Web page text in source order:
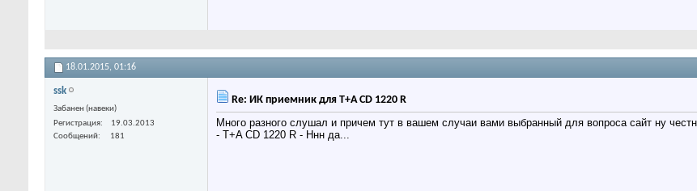
18.01.2015, 01:16
ssk
Забанен (навеки)
Регистрация
19.03.2013
Сообщений
181
Re: ИК приемник для T+A CD 1220 R
Много разного слушал и причем тут в вашем случаи вами выбранный для вопроса сайт ну
- T+A CD 1220 R - Ннн да...